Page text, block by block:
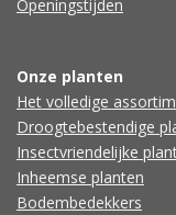
Openingstijden
Onze planten
Het volledige
Droogtebestendige
Insectvriendelijke
Inheemse planten
Bodembedekkers